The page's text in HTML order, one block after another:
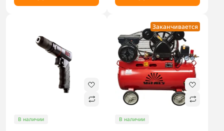
В наличии
Заканчивается
В наличии